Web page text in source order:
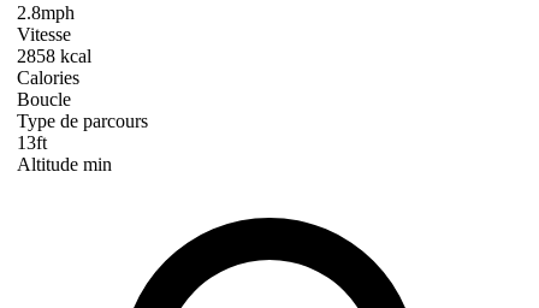
2.8mph
Vitesse
2858 kcal
Calories
Boucle
Type de parcours
13ft
Altitude min